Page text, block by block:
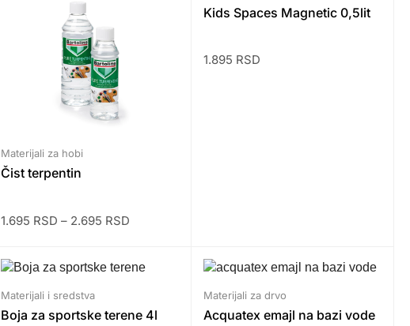
Materijali za hobi
Čist terpentin
1.695 RSD – 2.695 RSD
Kids Spaces Magnetic 0,5lit
1.895 RSD
Materijali i sredstva
Boja za sportske terene 4l
Materijali za drvo
Acquatex emajl na bazi vode